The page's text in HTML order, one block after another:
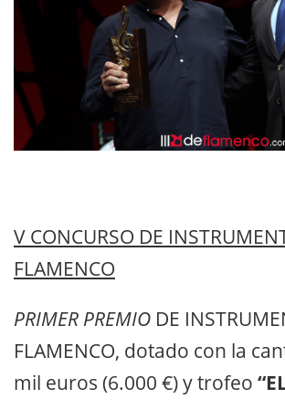
V CONCURSO DE
FLAMENCO
PRIMER PREMIO DE
FLAMENCO, dotado con la
mil euros (6.000 €) y trofeo